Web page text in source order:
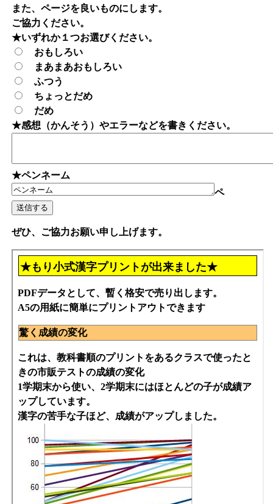
また、ページを良いものにします。
ご協力ください。
★いずれか１つお選びください。
おもしろい
まあまあおもしろい
ふつう
ちょっとだめ
だめ
★感想（かんそう）やエラーなどを書きください。
★ペンネーム
ペ
ぜひ、ご協力お願い申し上げます。